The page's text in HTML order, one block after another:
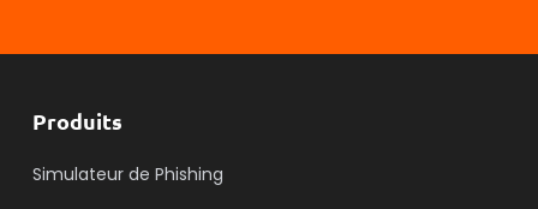
Produits
Simulateur de Phishing